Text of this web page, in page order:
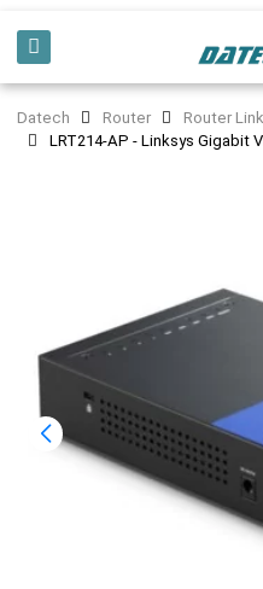
Datech Router
Router
LRT214-AP - Linksys Gigabit